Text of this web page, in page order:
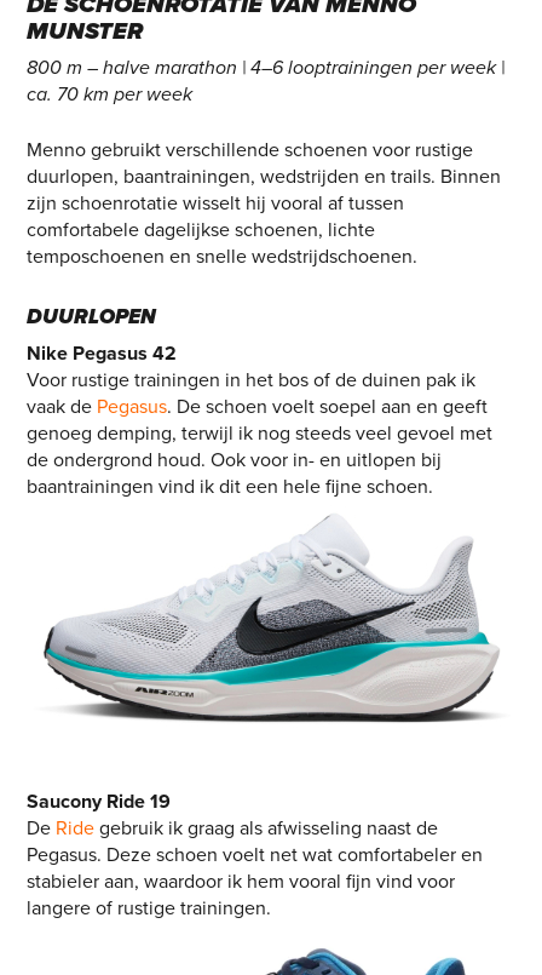
MUNSTER
800 m – halve marathon | 4–6 looptrainingen per week |
ca. 70 km per week
Menno gebruikt verschillende schoenen voor rustige
duurlopen, baantrainingen, wedstrijden en trails. Binnen
zijn schoenrotatie wisselt hij vooral af tussen
comfortabele dagelijkse schoenen, lichte
temposchoenen en snelle wedstrijdschoenen.
DUURLOPEN
Nike Pegasus 42
Voor rustige trainingen in het bos of de duinen pak ik
vaak de Pegasus. De schoen voelt soepel aan en geeft
genoeg demping, terwijl ik nog steeds veel gevoel met
de ondergrond houd. Ook voor in- en uitlopen bij
baantrainingen vind ik dit een hele fijne schoen.
Saucony Ride 19
De Ridegebruik ik graag als afwisseling naast de
Pegasus. Deze schoen voelt net wat comfortabeler en
stabieler aan, waardoor ik hem vooral fijn vind voor
langere of rustige trainingen.